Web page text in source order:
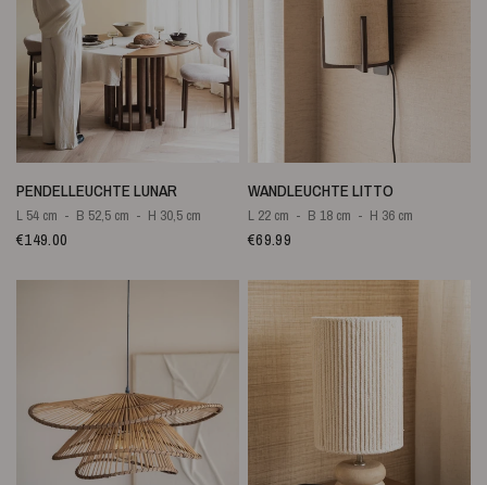
SCHNELLANSICHT
PENDELLEUCHTE LUNAR
L 54 cm B 52,5 cm H 30,5 cm
€149.00
SCHNELLANSICHT
WANDLEUCHTE LITTO
L 22 cm B 18 cm H 36 cm
€69.99